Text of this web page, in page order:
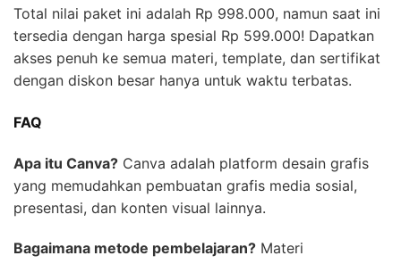
Total nilai paket ini adalah Rp 998.000, namun saat ini
tersedia dengan harga spesial Rp 599.000! Dapatkan
akses penuh ke semua materi, template, dan sertifikat
dengan diskon besar hanya untuk waktu terbatas.
FAQ
Apa itu Canva? Canva adalah platform desain grafis
yang memudahkan pembuatan grafis media sosial,
presentasi, dan konten visual lainnya.
Bagaimana metode pembelajaran? Materi